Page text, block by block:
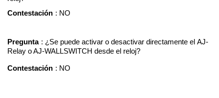
Contestación : NO
Pregunta : ¿Se puede activar o desactivar directamente el AJ-
Relay o AJ-WALLSWITCH desde el reloj?
Contestación : NO